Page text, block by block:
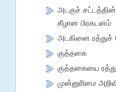
அடகுச்
கீழான பிரகடனம்
அடகினை ரத்துச்
குத்தகை
குத்தகையை
முன்னுரிமை